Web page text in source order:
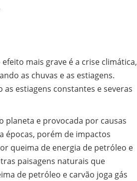
mais grave é a crise climática,
as chuvas e as estiagens.
estiagens constantes e severas
planeta e provocada por causas
épocas, porém de impactos
queima de energia de petróleo e
paisagens naturais que
de petróleo e carvão joga gás